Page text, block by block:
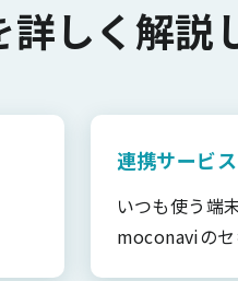
しく解説
連携サービス
いつも使う端
moconaviの